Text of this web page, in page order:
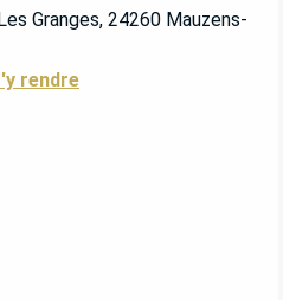
Granges, 24260 Mauzens-
rendre